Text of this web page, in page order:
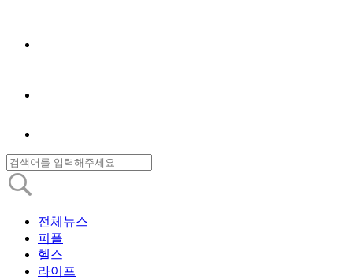
전체뉴스
피플
헬스
라이프